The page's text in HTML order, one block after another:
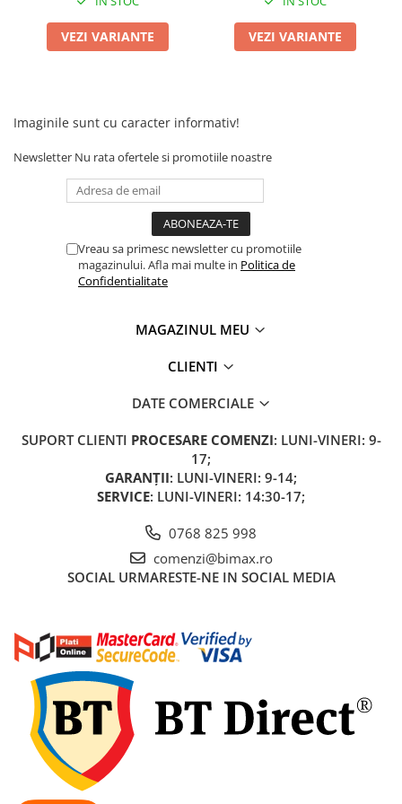
Piese Xiaomi Scooter 5 PLUS
Piese Xiaomi Scooter 5 PRO
Piese Xiaomi Scooter 6
Scooter 4 Lite
Accesorii Trotinete
Piese Segway/Ninebot
Ninebot Segway ZT3 PRO
Piese de Schimb
Relee
Tranzistori Mosfet - Senzori
Piese Trotineta Electrica - grupate
pe Brand
Piese tricicluri electrice univerale
Piese Trotinete Electrice
Universale
Piese Scutere Electrice universale
Incarcatoare
VEZI VARIANTE VEZI VARIANTE
Imaginile sunt cu caracter informativ!
Newsletter Nu rata ofertele si promotiile noastre
Vreau sa primesc newsletter cu promotiile
magazinului. Afla mai multe in Politica de
Confidentialitate
MAGAZINUL MEU
CLIENTI
DATE COMERCIALE
SUPORT CLIENTI PROCESARE COMENZI: LUNI-VINERI: 9-
17;
GARANȚII: LUNI-VINERI: 9-14;
SERVICE: LUNI-VINERI: 14:30-17;
0768 825 998
comenzi@bimax.ro
SOCIAL URMARESTE-NE IN SOCIAL MEDIA